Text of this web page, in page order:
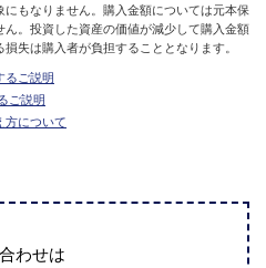
もなりません。購入金額については元本保
。投資した資産の価値が減少して購入金額
失は購入者が負担することとなります。
るご説明
ご説明
方について
わせは